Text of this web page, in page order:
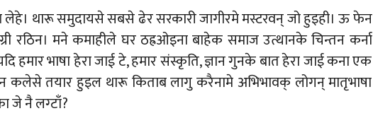
थारू समुदायसे सबसे ढेर सरकारी जागीरमे मस्टरवन् जो हुइही। ऊ फेन
रठिन। मने कमाहीले घर ठह्रओइना बाहेक समाज उत्थानके चिन्तन कर्ना
हमार भाषा हेरा जाई टे, हमार संस्कृति, ज्ञान गुनके बात हेरा जाई कना एक
कलेसे तयार हुइल थारू किताब लागु करैनामे अभिभावक् लोगन् मातृभाषा
जे नै लग्टाँ?